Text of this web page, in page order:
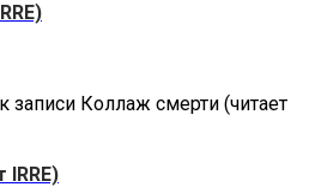
к записи Коллаж смерти (читает
IRRE)